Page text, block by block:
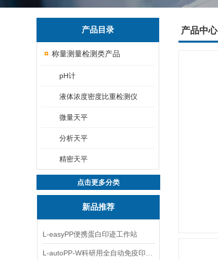
产品目录
称量测量检测类产品
pH计
液体浓度密度比重检测仪
微量天平
分析天平
精密天平
点击更多分类
新品推荐
L-easyPP便携蛋白印迹工作站
产品中心